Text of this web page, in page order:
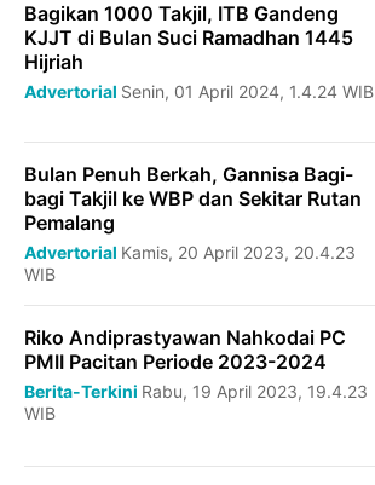
Bagikan 1000 Takjil, ITB Gandeng
KJJT di Bulan Suci Ramadhan 1445
Hijriah
Advertorial Senin, 01 April 2024, 1.4.24 WIB
Bulan Penuh Berkah, Gannisa Bagi-
bagi Takjil ke WBP dan Sekitar Rutan
Pemalang
Advertorial Kamis, 20 April 2023, 20.4.23
WIB
Riko Andiprastyawan Nahkodai PC
PMII Pacitan Periode 2023-2024
Berita-Terkini Rabu, 19 April 2023, 19.4.23
WIB